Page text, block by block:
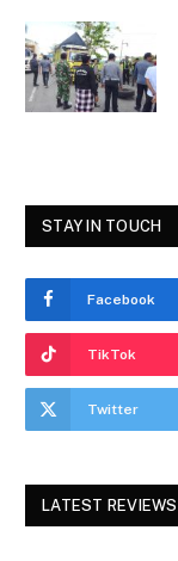
STAY IN TOUCH
Facebook
TikTok
Twitter
LATEST REVIEWS